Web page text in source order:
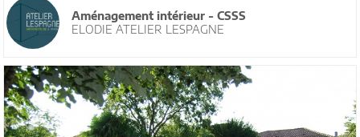
Aménagement intérieur - CSSS
ELODIE ATELIER LESPAGNE